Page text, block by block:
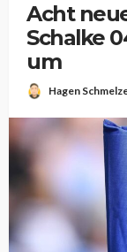
Acht
Schalke
um
Hagen